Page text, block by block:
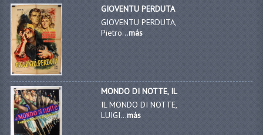
GIOVENTU PERDUTA
GIOVENTU PERDUTA,
Pietro...más
MONDO DI NOTTE, IL
IL MONDO DI NOTTE,
LUIGI...más